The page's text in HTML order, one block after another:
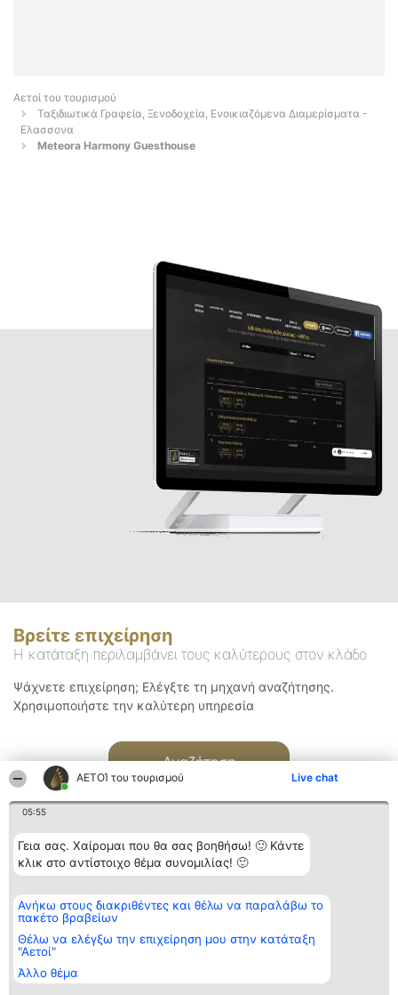
ΑΕΤΟΊ του τουρισμού Live chat
05:55
Γεια σας. Χαίρομαι που θα σας βοηθήσω! 🙂 Κάντε
κλικ στο αντίστοιχο θέμα συνομιλίας! 🙂
Ανήκω στους διακριθέντες και θέλω να παραλάβω το
πακέτο βραβείων
Θέλω να ελέγξω την επιχείρηση μου στην κατάταξη
"Αετοί"
Άλλο θέμα
Αετοί του τουρισμού
Ταξιδιωτικά Γραφεία, Ξενοδοχεία, Ενοικιαζόμενα Διαμερίσματα -
Ελασσονα
Meteora Harmony Guesthouse
Βρείτε επιχείρηση
Η κατάταξη περιλαμβάνει τους καλύτερους στον κλάδο
Ψάχνετε επιχείρηση; Ελέγξτε τη μηχανή αναζήτησης.
Χρησιμοποιήστε την καλύτερη υπηρεσία
Αναζήτηση
Διοργανωτής της
κατάταξης
BEAUTIFUL COMPANY
ΤΗΛ. ΕΠΙΚΟΙΝΩΝΙΑΣ:
2104128019
email:
aetoi@beautifulcompany.co
Κατάταξη
Διακριθέντες
των
διακριθέντων
προϋποθέσεις
Επικοινωνία
Επικοινωνία